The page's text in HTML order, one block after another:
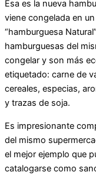
Esa es la nueva
viene congelada en
“hamburguesa
hamburguesas del
congelar y son más
etiquetado: carne de
cereales, especias,
y trazas de soja.
Es impresionante
del mismo
el mejor ejemplo que
catalogarse como